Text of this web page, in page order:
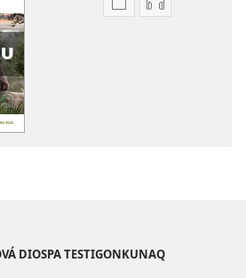
KaypiKaypin
2025
DIOSPA TESTIGONKUNAQ